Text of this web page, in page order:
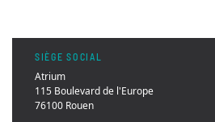
SIÈGE SOCIAL
Atrium
115 Boulevard de l'Europe
76100 Rouen